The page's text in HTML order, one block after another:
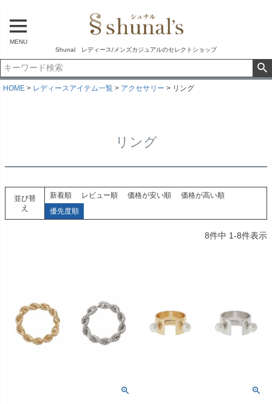
MENU
Shunal レディース/メンズカジュアルのセレクトショップ
HOME レディースアイテム一覧 アクセサリー リング
リング
並び替
え
新着順 レビュー順 価格が安い順
価格が高い順
優先度順
8件中 1-8件表示